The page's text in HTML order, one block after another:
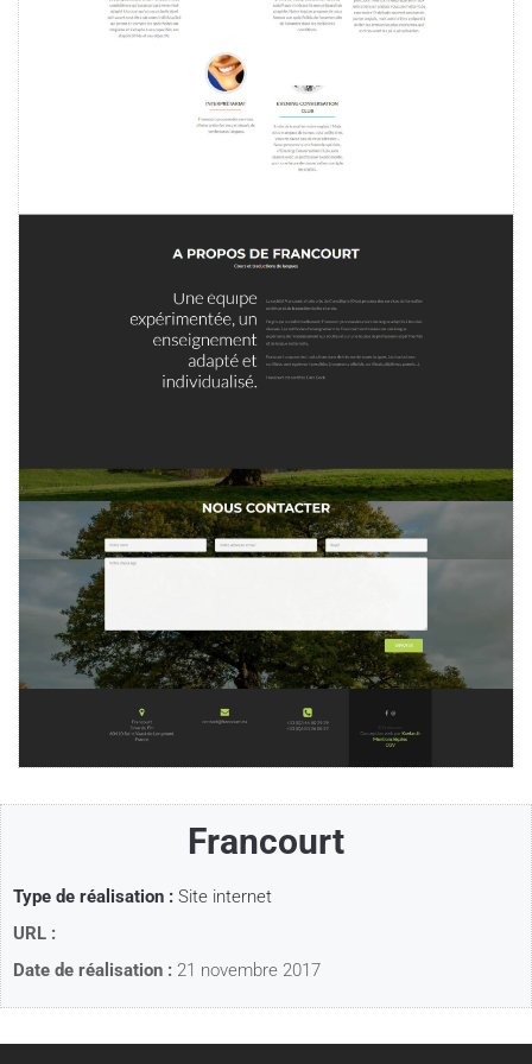
Francourt
Type de réalisation : Site internet
URL :
Date de réalisation : 21 novembre 2017